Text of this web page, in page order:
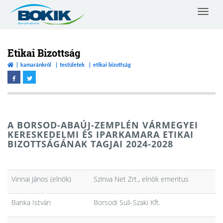
Zemplén
Vármegyei
Kereskedelmi
és
Toggle
Etikai Bizottság
kamaránkról testületek etikai bizottság
A BORSOD-ABAÚJ-ZEMPLÉN VÁRMEGYEI
KERESKEDELMI ÉS IPARKAMARA ETIKAI
BIZOTTSÁGÁNAK TAGJAI 2024-2028
Vinnai János (elnök) Szinva Net Zrt., elnök emeritus
Banka István Borsodi Suli-Szaki Kft.